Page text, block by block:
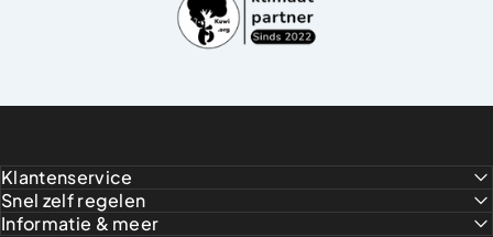
Klantenservice
Snel zelf regelen
Informatie & meer